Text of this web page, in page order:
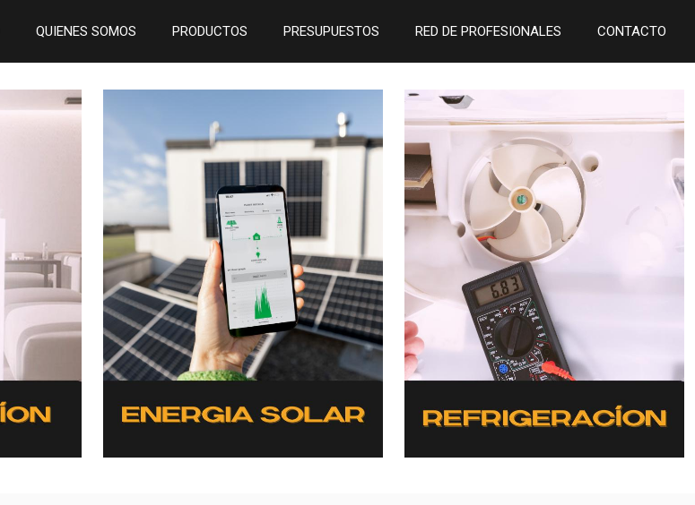
QUIENES SOMOS PRODUCTOS PRESUPUESTOS RED DE PROFESIONALES CONTACTO